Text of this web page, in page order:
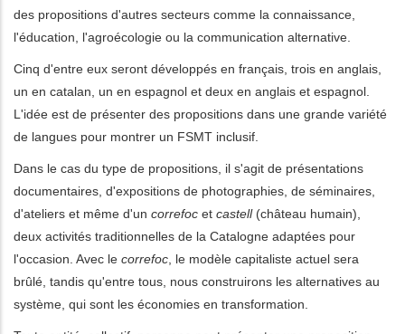
des propositions d'autres secteurs comme la connaissance,
l'éducation, l'agroécologie ou la communication alternative.
Cinq d'entre eux seront développés en français, trois en anglais,
un en catalan, un en espagnol et deux en anglais et espagnol.
L'idée est de présenter des propositions dans une grande variété
de langues pour montrer un FSMT inclusif.
Dans le cas du type de propositions, il s'agit de présentations
documentaires, d'expositions de photographies, de séminaires,
d'ateliers et même d'un correfoc et castell(château humain),
deux activités traditionnelles de la Catalogne adaptées pour
l'occasion. Avec le correfoc , le modèle capitaliste actuel sera
brûlé, tandis qu'entre tous, nous construirons les alternatives au
système, qui sont les économies en transformation.